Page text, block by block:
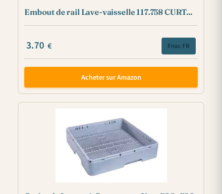
Embout de rail Lave-vaisselle 117.758 CURT...
3.70 € Fnac FR
Acheter sur Amazon